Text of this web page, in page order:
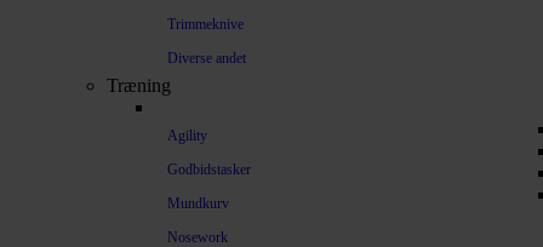
Trimmeknive
Diverse andet
Træning
Agility
Godbidstasker
Mundkurv
Nosework